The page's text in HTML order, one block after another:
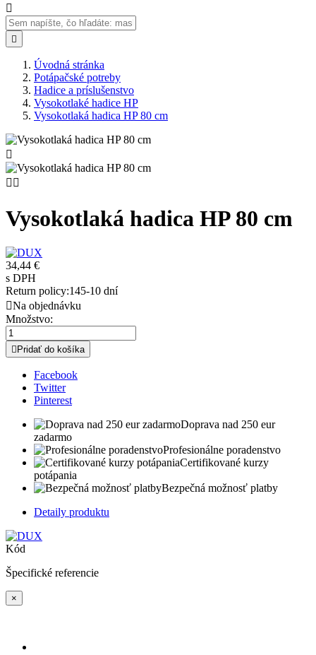


Úvodná stránka
Potápačské potreby
Hadice a príslušenstvo
Vysokotlaké hadice HP
Vysokotlaká hadica HP 80 cm

 
Vysokotlaká hadica HP 80 cm
34,44 €
s DPH
Return policy:145-10 dní
Na objednávku
Množstvo:
 Pridať do košíka
Facebook
Twitter
Pinterest
Doprava nad 250 eur
zadarmo
Profesionálne poradenstvo
Certifikované kurzy
potápania
Bezpečná možnosť platby
Detaily produktu
Kód
Špecifické referencie
×